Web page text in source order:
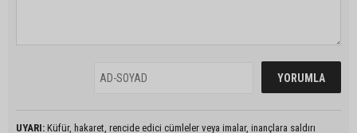
UYARI: Küfür, hakaret, rencide edici cümleler veya imalar, inançlara saldırı